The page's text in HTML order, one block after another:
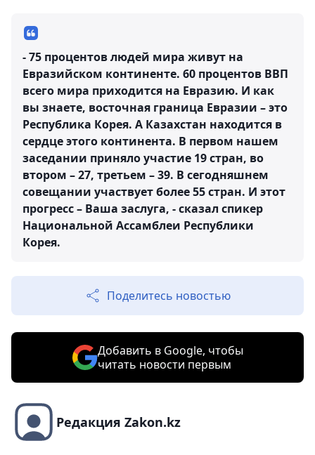
- 75 процентов людей мира живут на
Евразийском континенте. 60 процентов ВВП
всего мира приходится на Евразию. И как
вы знаете, восточная граница Евразии – это
Республика Корея. А Казахстан находится в
сердце этого континента. В первом нашем
заседании приняло участие 19 стран, во
втором – 27, третьем – 39. В сегодняшнем
совещании участвует более 55 стран. И этот
прогресс – Ваша заслуга, - сказал спикер
Национальной Ассамблеи Республики
Корея.
Поделитесь новостью
Добавить в Google, чтобы
читать новости первым
Редакция Zakon.kz